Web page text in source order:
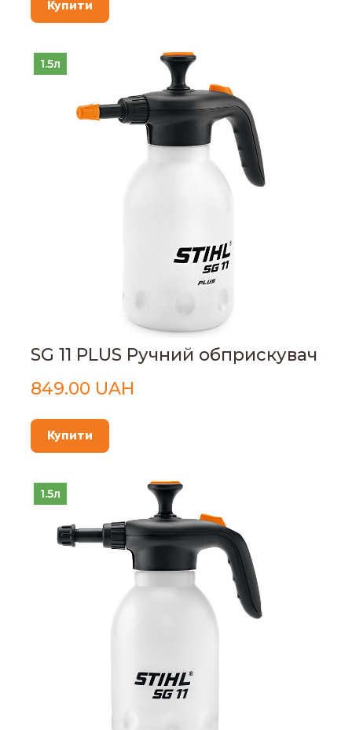
Купити
1.5л
SG 11 PLUS Ручний обприскувач
849.00 UAH
Купити
1.5л